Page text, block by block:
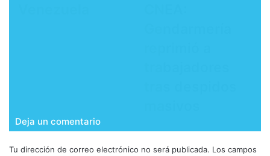
Deja un comentario
Tu dirección de correo electrónico no será publicada. Los campos